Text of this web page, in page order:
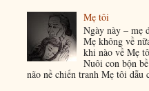
Mẹ tôi
Ngày này – mẹ
Mẹ không về
khi nào về Mẹ
Nuôi con bộn
não nề chiến tranh Mẹ tôi dẫu